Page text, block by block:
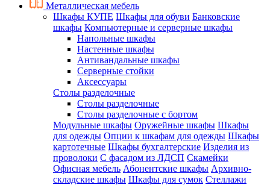
Металлическая мебель
Шкафы КУПЕ Шкафы для обуви Банковские
шкафы Компьютерные и серверные шкафы
Напольные шкафы
Настенные шкафы
Антивандальные шкафы
Серверные стойки
Аксессуары
Столы разделочные
Столы разделочные
Столы разделочные с бортом
Модульные шкафы Оружейные шкафы Шкафы
для одежды Опции к шкафам для одежды Шкафы
картотечные Шкафы бухгалтерские Изделия из
проволоки С фасадом из ЛДСП Скамейки
Офисная мебель Абонентские шкафы Архивно-
складские шкафы Шкафы для сумок Стеллажи